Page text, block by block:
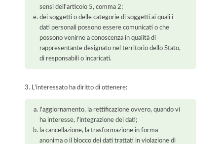
sensi dell'articolo 5, comma 2;
dei soggetti o delle categorie di soggetti ai quali i
dati personali possono essere comunicati o che
possono venirne a conoscenza in qualità di
rappresentante designato nel territorio dello Stato,
di responsabili o incaricati.
3. L'interessato ha diritto di ottenere:
l'aggiornamento, la rettificazione ovvero, quando vi
ha interesse, l'integrazione dei dati;
la cancellazione, la trasformazione in forma
anonima o il blocco dei dati trattati in violazione di